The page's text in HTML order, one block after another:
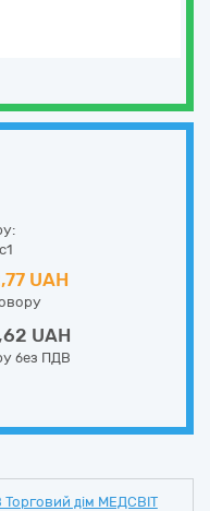
UAH
UAH
без ПДВ
Торговий дім МЕДСВІТ